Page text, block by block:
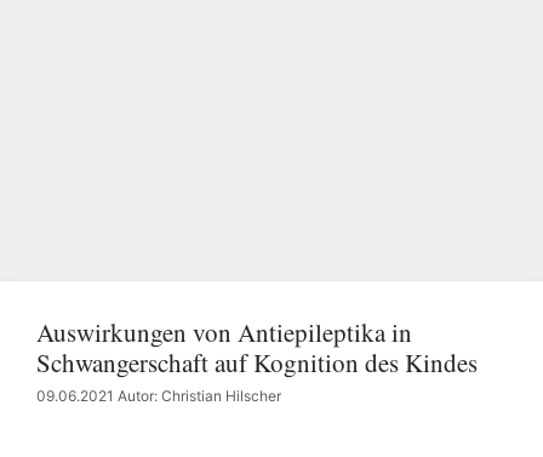
Auswirkungen von Antiepileptika in
Schwangerschaft auf Kognition des Kindes
09.06.2021 Autor: Christian Hilscher